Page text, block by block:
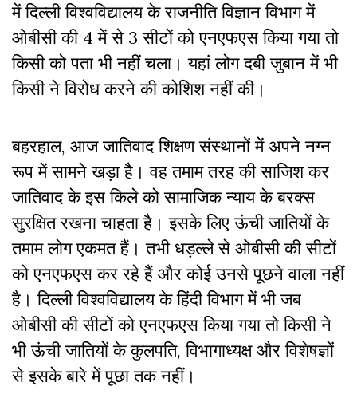
में दिल्ली विश्वविद्यालय के राजनीति विज्ञान विभाग में
ओबीसी की 4 में से 3 सीटों को एनएफएस किया गया तो
किसी को पता भी नहीं चला। यहां लोग दबी जुबान में भी
किसी ने विरोध करने की कोशिश नहीं की।
बहरहाल, आज जातिवाद शिक्षण संस्थानों में अपने नग्न
रूप में सामने खड़ा है। वह तमाम तरह की साजिश कर
जातिवाद के इस किले को सामाजिक न्याय के बरक्स
सुरक्षित रखना चाहता है। इसके लिए ऊंची जातियों के
तमाम लोग एकमत हैं। तभी धड़ल्ले से ओबीसी की सीटों
को एनएफएस कर रहे हैं और कोई उनसे पूछने वाला नहीं
है। दिल्ली विश्वविद्यालय के हिंदी विभाग में भी जब
ओबीसी की सीटों को एनएफएस किया गया तो किसी ने
भी ऊंची जातियों के कुलपति, विभागाध्यक्ष और विशेषज्ञों
से इसके बारे में पूछा तक नहीं।